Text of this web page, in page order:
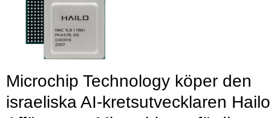
Microchip Technology köper den
israeliska AI-kretsutvecklaren